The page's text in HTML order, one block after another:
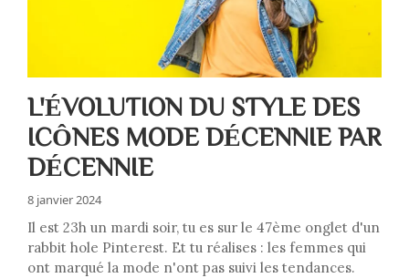
L'ÉVOLUTION DU STYLE DES
ICÔNES MODE DÉCENNIE PAR
DÉCENNIE
8 janvier 2024
Il est 23h un mardi soir, tu es sur le 47ème onglet d'un
rabbit hole Pinterest. Et tu réalises : les femmes qui
ont marqué la mode n'ont pas suivi les tendances.